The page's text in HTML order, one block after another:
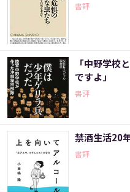
書評
「中野学校
ですよ」
書評
禁酒生活20
書評